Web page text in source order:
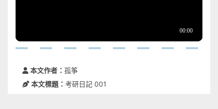
本文作者： 孤筝
本文標題： 考研日記 001